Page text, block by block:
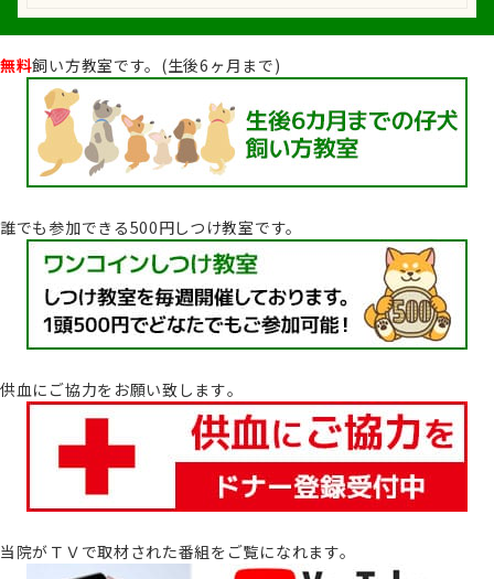
無料飼い方教室です。(生後6ヶ月まで)
誰でも参加できる500円しつけ教室です。
供血にご協力をお願い致します｡
当院がＴＶで取材された番組をご覧になれます。